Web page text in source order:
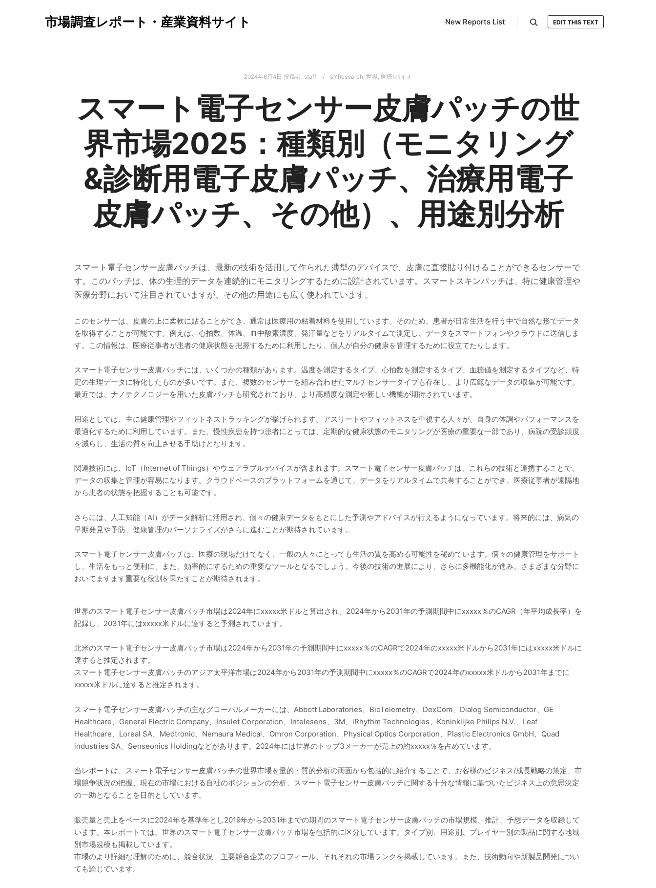
市場調査レポート・産業資料サイト New Reports List EDIT THIS TEXT
2024年6月4日 投稿者: staff QYResearch, 世界, 医療/バイオ
スマート電子センサー皮膚パッチの世
界市場2025：種類別（モニタリング
&診断用電子皮膚パッチ、治療用電子
皮膚パッチ、その他）、用途別分析
スマート電子センサー皮膚パッチは、最新の技術を活用して作られた薄型のデバイスで、皮膚に直接貼り付けることができるセンサーで
す。このパッチは、体の生理的データを連続的にモニタリングするために設計されています。スマートスキンパッチは、特に健康管理や
医療分野において注目されていますが、その他の用途にも広く使われています。
このセンサーは、皮膚の上に柔軟に貼ることができ、通常は医療用の粘着材料を使用しています。そのため、患者が日常生活を行う中で自然な形でデータ
を取得することが可能です。例えば、心拍数、体温、血中酸素濃度、発汗量などをリアルタイムで測定し、データをスマートフォンやクラウドに送信しま
す。この情報は、医療従事者が患者の健康状態を把握するために利用したり、個人が自分の健康を管理するために役立てたりします。
スマート電子センサー皮膚パッチには、いくつかの種類があります。温度を測定するタイプ、心拍数を測定するタイプ、血糖値を測定するタイプなど、特
定の生理データに特化したものが多いです。また、複数のセンサーを組み合わせたマルチセンサータイプも存在し、より広範なデータの収集が可能です。
最近では、ナノテクノロジーを用いた皮膚パッチも研究されており、より高精度な測定や新しい機能が期待されています。
用途としては、主に健康管理やフィットネストラッキングが挙げられます。アスリートやフィットネスを重視する人々が、自身の体調やパフォーマンスを
最適化するために利用しています。また、慢性疾患を持つ患者にとっては、定期的な健康状態のモニタリングが医療の重要な一部であり、病院の受診頻度
を減らし、生活の質を向上させる手助けとなります。
関連技術には、IoT（Internet of Things）やウェアラブルデバイスが含まれます。スマート電子センサー皮膚パッチは、これらの技術と連携することで、
データの収集と管理が容易になります。クラウドベースのプラットフォームを通じて、データをリアルタイムで共有することができ、医療従事者が遠隔地
から患者の状態を把握することも可能です。
さらには、人工知能（AI）がデータ解析に活用され、個々の健康データをもとにした予測やアドバイスが行えるようになっています。将来的には、病気の
早期発見や予防、健康管理のパーソナライズがさらに進むことが期待されています。
スマート電子センサー皮膚パッチは、医療の現場だけでなく、一般の人々にとっても生活の質を高める可能性を秘めています。個々の健康管理をサポート
し、生活をもっと便利に、また、効率的にするための重要なツールとなるでしょう。今後の技術の進展により、さらに多機能化が進み、さまざまな分野に
おいてますます重要な役割を果たすことが期待されます。
世界のスマート電子センサー皮膚パッチ市場は2024年にxxxxx米ドルと算出され、2024年から2031年の予測期間中にxxxxx％のCAGR（年平均成長率）を
記録し、2031年にはxxxxx米ドルに達すると予測されています。
北米のスマート電子センサー皮膚パッチ市場は2024年から2031年の予測期間中にxxxxx％のCAGRで2024年のxxxxx米ドルから2031年にはxxxxx米ドルに
達すると推定されます。
スマート電子センサー皮膚パッチのアジア太平洋市場は2024年から2031年の予測期間中にxxxxx％のCAGRで2024年のxxxxx米ドルから2031年までに
xxxxx米ドルに達すると推定されます。
スマート電子センサー皮膚パッチの主なグローバルメーカーには、Abbott Laboratories、BioTelemetry、DexCom、Dialog Semiconductor、GE
Healthcare、General Electric Company、Insulet Corporation、Intelesens、3M、iRhythm Technologies、Koninklijke Philips N.V.、Leaf
Healthcare、Loreal SA、Medtronic、Nemaura Medical、Omron Corporation、Physical Optics Corporation、Plastic Electronics GmbH、Quad
industries SA、Senseonics Holdingなどがあります。2024年には世界のトップ3メーカーが売上の約xxxxx％を占めています。
当レポートは、スマート電子センサー皮膚パッチの世界市場を量的・質的分析の両面から包括的に紹介することで、お客様のビジネス/成長戦略の策定、市
場競争状況の把握、現在の市場における自社のポジションの分析、スマート電子センサー皮膚パッチに関する十分な情報に基づいたビジネス上の意思決定
の一助となることを目的としています。
販売量と売上をベースに2024年を基準年とし2019年から2031年までの期間のスマート電子センサー皮膚パッチの市場規模、推計、予想データを収録して
います。本レポートでは、世界のスマート電子センサー皮膚パッチ市場を包括的に区分しています。タイプ別、用途別、プレイヤー別の製品に関する地域
別市場規模も掲載しています。
市場のより詳細な理解のために、競合状況、主要競合企業のプロフィール、それぞれの市場ランクを掲載しています。また、技術動向や新製品開発につい
ても論じています。